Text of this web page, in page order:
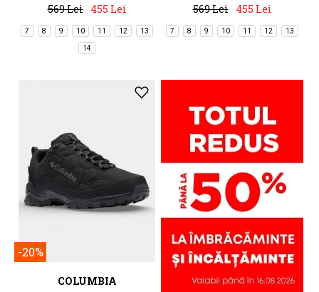
569 Lei
455 Lei
7 8 9 10 11 12 13
14
569 Lei
455 Lei
7 8 9 10 11 12 13
-20%
COLUMBIA